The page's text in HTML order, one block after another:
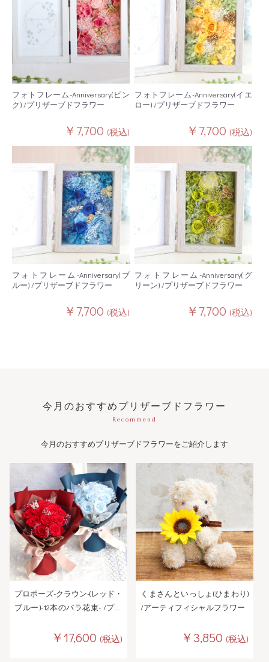
フォトフレーム-Anniversary(ピン
ク) /プリザーブドフラワー
￥7,700 (税込)
フォトフレーム-Anniversary(イエ
ロー) /プリザーブドフラワー
￥7,700 (税込)
フォトフレーム-Anniversary(ブ
ルー) /プリザーブドフラワー
￥7,700 (税込)
フォトフレーム-Anniversary(グ
リーン) /プリザーブドフラワー
￥7,700 (税込)
今月のおすすめプリザーブドフラワー
Recommend
今月のおすすめプリザーブドフラワーをご紹介します
プロポーズ-クラウン-(レッド・
ブルー)-12本のバラ花束- /プリ
￥17,600 (税込)
くまさんといっしょ(ひまわり)
/アーティフィシャルフラワー
￥3,850 (税込)